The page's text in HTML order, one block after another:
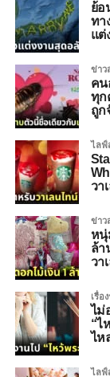
ย้อ
ทา
แต่
ข่าว
คน
ทุก
ถูก
ไลฟ์
วา
ข่าว
หนุ่
ล้า
วา
เรื่อ
ไม่
“ไ
ไห
ไลฟ์